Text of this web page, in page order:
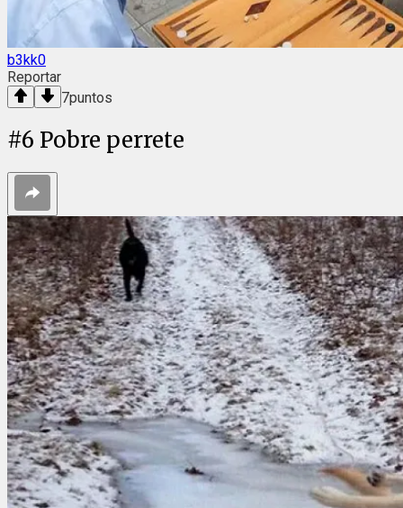
b3kk0
Reportar
7puntos
#6 Pobre perrete